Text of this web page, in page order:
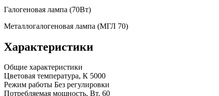
Галогеновая лампа (70Вт)
Металлогалогеновая лампа (МГЛ 70)
Характеристики
Общие характеристики
Цветовая температура, К 5000
Режим работы Без регулировки
Потребляемая мощность, Вт. 60